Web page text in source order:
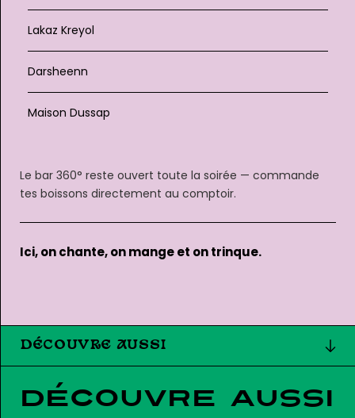
Lakaz Kreyol
Darsheenn
Maison Dussap
Le bar 360° reste ouvert toute la soirée — commande
tes boissons directement au comptoir.
Ici, on chante, on mange et on trinque.
DÉCOUVRE AUSSI
Découvre aussi